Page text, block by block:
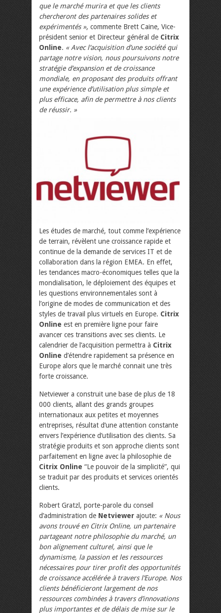
que le marché murira et que les clients
chercheront des partenaires solides et
expérimentés », commente Brett Caine, Vice-
président senior et Directeur général de Citrix
Online. « Avec l’acquisition d’une société qui
partage notre vision, nous poursuivons notre
stratégie d’expansion et de croissance
mondiale, en proposant des produits offrant
une expérience d’utilisation plus simple et
plus efficace, afin de permettre à nos clients
de réussir. »
Les études de marché, tout comme l’expérience
de terrain, révèlent une croissance rapide et
continue de la demande de services IT et de
collaboration dans la région EMEA. En effet,
les tendances macro-économiques telles que la
mondialisation, le déploiement des équipes et
les questions environnementales sont à
l’origine de modes de communication et des
styles de travail plus virtuels en Europe. Citrix
Online est en première ligne pour faire
avancer ces transitions avec ses clients. Le
calendrier de l’acquisition permettra à Citrix
Online d’étendre rapidement sa présence en
Europe alors que le marché connait une très
forte croissance.
Netviewer a construit une base de plus de 18
000 clients, allant des grands groupes
internationaux aux petites et moyennes
entreprises, résultat d’une attention constante
envers l’expérience d’utilisation des clients. Sa
stratégie produits et son approche clients sont
parfaitement en ligne avec la philosophie de
Citrix Online “Le pouvoir de la simplicité”, qui
se traduit par des produits et services orientés
clients.
Robert Gratzl, porte-parole du conseil
d’administration de Netviewer ajoute: « Nous
avons trouvé en Citrix Online, un partenaire
partageant notre philosophie du marché, un
bon alignement culturel, ainsi que le
dynamisme, la passion et les ressources
nécessaires pour tirer profit des opportunités
de croissance accélérée à travers l’Europe. Nos
clients bénéficieront largement de nos
ressources combinées à travers d’innovations
plus importantes et de délais de mise sur le